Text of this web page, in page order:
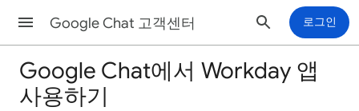
Google Chat 고객센터 로그인
Google Chat에서 Workday 앱
사용하기